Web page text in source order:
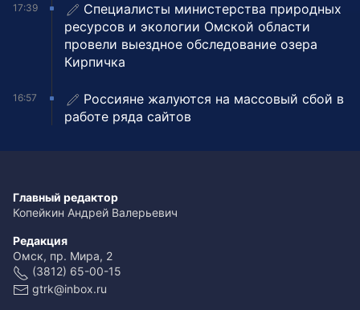
17:39
Специалисты министерства природных
ресурсов и экологии Омской области
провели выездное обследование озера
Кирпичка
16:57
Россияне жалуются на массовый сбой в
работе ряда сайтов
Главный редактор
Копейкин Андрей Валерьевич
Редакция
Омск, пр. Мира, 2
(3812) 65-00-15
gtrk@inbox.ru